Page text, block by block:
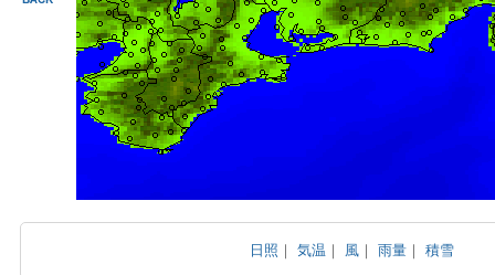
日照 ｜気温 ｜ 風 ｜雨量 ｜積雪